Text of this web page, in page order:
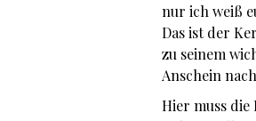
nur ich weiß
Das ist der
zu seinem
Anschein
Hier muss